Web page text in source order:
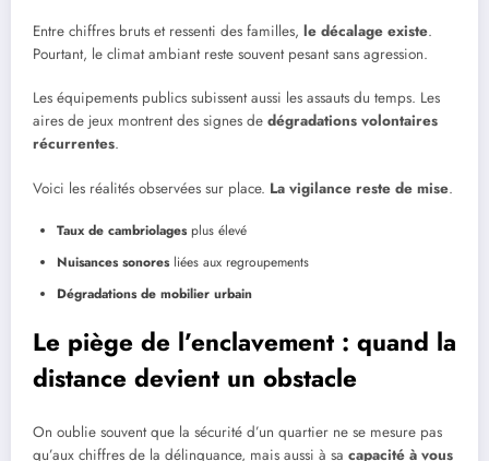
Entre chiffres bruts et ressenti des familles, le décalage existe.
Pourtant, le climat ambiant reste souvent pesant sans agression.
Les équipements publics subissent aussi les assauts du temps. Les
aires de jeux montrent des signes de dégradations volontaires
récurrentes.
Voici les réalités observées sur place. La vigilance reste de mise.
Taux de cambriolagesplus élevé
Nuisances sonoresliées aux regroupements
Dégradations de mobilier urbain
Le piège de l’enclavement : quand la
distance devient un obstacle
On oublie souvent que la sécurité d’un quartier ne se mesure pas
qu’aux chiffres de la délinquance, mais aussi à sa capacité à vous